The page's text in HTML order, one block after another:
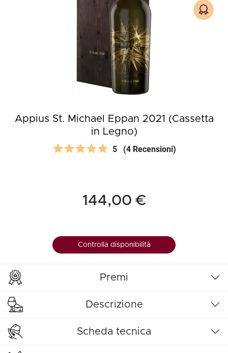
Appius St. Michael Eppan 2021 (Cassetta
in Legno)
5 (4 Recensioni)
144,00 €
Controlla disponibilità
Premi
Descrizione
Scheda tecnica